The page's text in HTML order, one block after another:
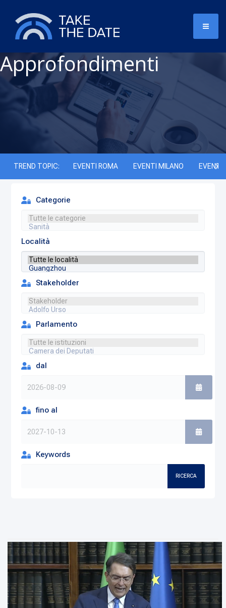
Approfondimenti
TREND TOPIC: EVENTI ROMA EVENTI MILANO EVENTI
Categorie
Località
Stakeholder
Parlamento
dal
fino al
Keywords
RICERCA